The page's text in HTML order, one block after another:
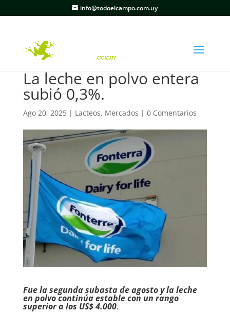
info@todoelcampo.com.uy
La leche en polvo entera
subió 0,3%.
Ago 20, 2025| Lacteos, Mercados | 0 Comentarios
Fue la segunda subasta de agosto y la leche
en polvo continúa estable con un rango
superior a los US$ 4.000.